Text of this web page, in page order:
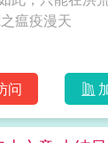
荒之瘟疫漫天
问